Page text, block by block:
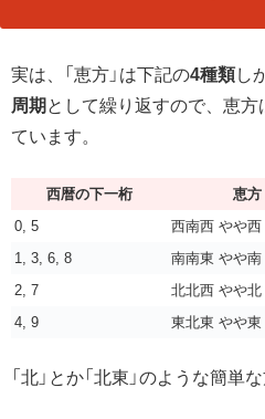
実は、「恵方」は下記の4種類 し
周期 として繰り返すので、恵方
ています。
西暦の下一桁 恵方
0, 5
西南西 やや西
1, 3, 6, 8
南南東 やや南
2, 7
北北西 やや北
4, 9
東北東 やや東
「北」とか「北東」のような簡単